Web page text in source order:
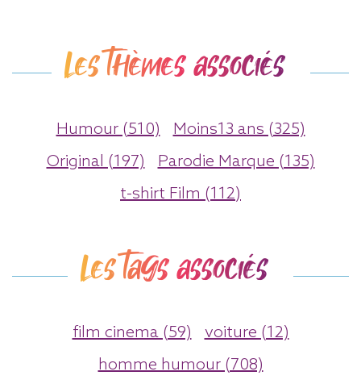
Les thèmes associés
Humour (510)
Moins13 ans (325)
Original (197)
Parodie Marque (135)
t-shirt Film (112)
Les tags associés
film cinema (59)
voiture (12)
homme humour (708)